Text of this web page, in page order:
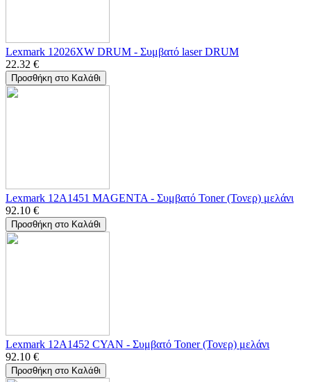
Lexmark 12026XW DRUM - Συμβατό laser DRUM
22.32 €
Προσθήκη στο Καλάθι
Lexmark 12A1451 MAGENTA - Συμβατό Toner (Τονερ) μελάνι
92.10 €
Προσθήκη στο Καλάθι
Lexmark 12A1452 CYAN - Συμβατό Toner (Τονερ) μελάνι
92.10 €
Προσθήκη στο Καλάθι